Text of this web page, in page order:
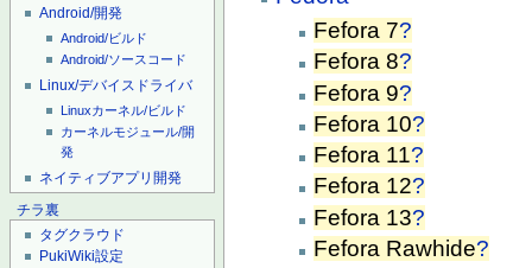
Android/開発
Android/ビルド
Android/ソースコード
Linux/デバイスドライバ
Linuxカーネル/ビルド
カーネルモジュール/開
発
ネイティブアプリ開発
チラ裏
タグクラウド
PukiWiki設定
Fefora 7?
Fefora 8?
Fefora 9?
Fefora 10?
Fefora 11?
Fefora 12?
Fefora 13?
Fefora Rawhide?